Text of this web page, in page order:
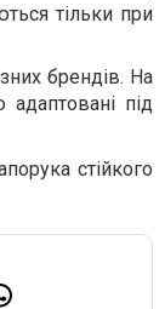
тільки при
брендів. На
адаптовані під
стійкого